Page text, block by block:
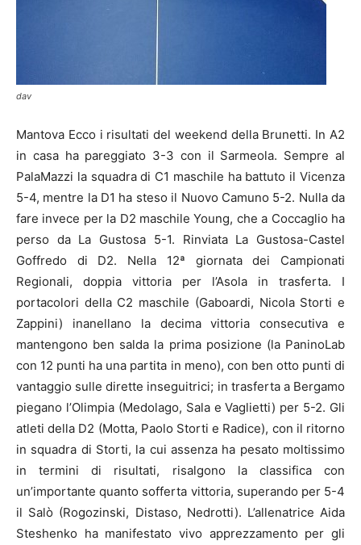
dav
Mantova Ecco i risultati del weekend della Brunetti. In A2
in casa ha pareggiato 3-3 con il Sarmeola. Sempre al
PalaMazzi la squadra di C1 maschile ha battuto il Vicenza
5-4, mentre la D1 ha steso il Nuovo Camuno 5-2. Nulla da
fare invece per la D2 maschile Young, che a Coccaglio ha
perso da La Gustosa 5-1. Rinviata La Gustosa-Castel
Goffredo di D2. Nella 12ª giornata dei Campionati
Regionali, doppia vittoria per l’Asola in trasferta. I
portacolori della C2 maschile (Gaboardi, Nicola Storti e
Zappini) inanellano la decima vittoria consecutiva e
mantengono ben salda la prima posizione (la PaninoLab
con 12 punti ha una partita in meno), con ben otto punti di
vantaggio sulle dirette inseguitrici; in trasferta a Bergamo
piegano l’Olimpia (Medolago, Sala e Vaglietti) per 5-2. Gli
atleti della D2 (Motta, Paolo Storti e Radice), con il ritorno
in squadra di Storti, la cui assenza ha pesato moltissimo
in termini di risultati, risalgono la classifica con
un’importante quanto sofferta vittoria, superando per 5-4
il Salò (Rogozinski, Distaso, Nedrotti). L’allenatrice Aida
Steshenko ha manifestato vivo apprezzamento per gli